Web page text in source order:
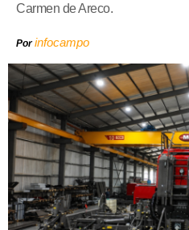
Carmen de Areco.
Porinfocampo